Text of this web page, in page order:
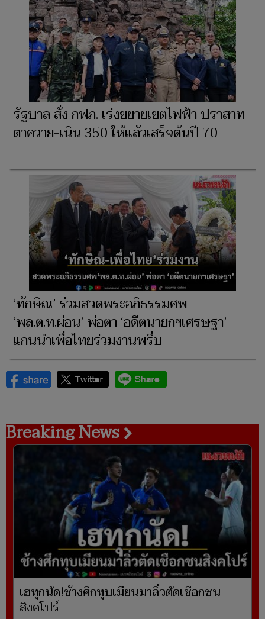
รัฐบาล สั่ง กฟภ. เร่งขยายเขตไฟฟ้า ปราสาท
ตาควาย-เนิน 350 ให้แล้วเสร็จต้นปี 70
‘ทักษิณ’ ร่วมสวดพระอภิธรรมศพ
‘พล.ต.ท.ผ่อน’ พ่อตา ‘อดีตนายกฯเศรษฐา’
แกนนำเพื่อไทยร่วมงานพรึ่บ
Breaking News
เฮทุกนัด!ช้างศึกทุบเมียนมาลิ่วตัดเชือกชน
สิงคโปร์